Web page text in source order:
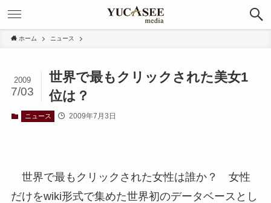
ホーム ニュース
世界で最もクリックされた美女1
位は？
2009
7/03
ニュース 2009年7月3日
世界で最もクリックされた女性は誰か？ 女性
だけをwiki形式で集めた世界初のデータベースとし